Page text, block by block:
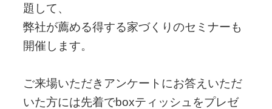
題して、
弊社が薦める得する家づくりのセミナーも
開催します。
ご来場いただきアンケートにお答えいただ
いた方には先着でboxティッシュをプレゼ